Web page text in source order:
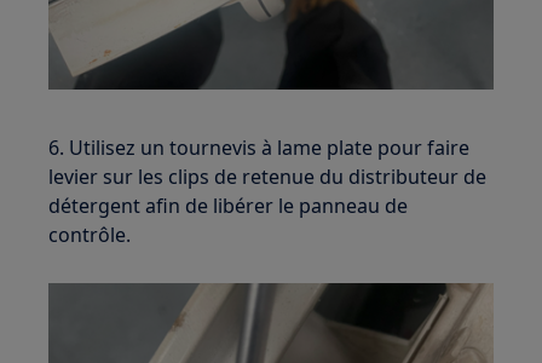
6. Utilisez un tournevis à lame plate pour faire
levier sur les clips de retenue du distributeur de
détergent afin de libérer le panneau de
contrôle.